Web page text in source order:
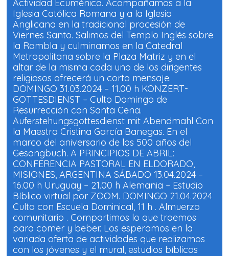
(
S
e
a
b
r
e
e
n
u
n
a
v
e
n
t
a
n
a
n
u
e
v
a
)
(
S
e
a
b
r
e
e
n
u
n
a
v
e
n
t
a
n
a
n
u
e
v
a
)
Actividad Ecuménica. Acompañamos a la
Iglesia Católica Romana y a la Iglesia
Anglicana en la tradicional procesión de
Viernes Santo. Salimos del Templo Inglés sobre
la Rambla y culminamos en la Catedral
Metropolitana sobre la Plaza Matriz y en el
altar de la misma cada uno de los dirigentes
religiosos ofrecerá un corto mensaje.
DOMINGO 31.03.2024 – 11.00 h KONZERT-
GOTTESDIENST – Culto Domingo de
Resurrección con Santa Cena.
Auferstehungsgottesdienst mit Abendmahl Con
la Maestra Cristina García Banegas. En el
marco del aniversario de los 500 años del
Gesangbuch. A PRINCIPIOS DE ABRIL:
CONFERENCIA PASTORAL EN ELDORADO,
MISIONES, ARGENTINA SÁBADO 13.04.2024 –
16.00 h Uruguay – 21.00 h Alemania – Estudio
Bíblico virtual por ZOOM. DOMINGO 21.04.2024
Culto con Escuela Dominical, 11 h . Almuerzo
comunitario . Compartimos lo que traemos
para comer y beber. Los esperamos en la
variada oferta de actividades que realizamos
con los jóvenes y el mural, estudios bíblicos